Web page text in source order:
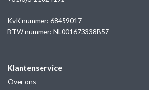
KvK nummer: 68459017
BTW nummer: NL001673338B57
Klantenservice
Over ons